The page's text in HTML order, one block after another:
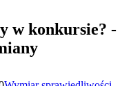
w konkursie? -